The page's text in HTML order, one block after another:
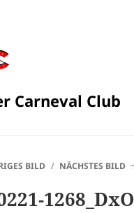
Carneval Club
BILD NÄCHSTES BILD
1268_DxO